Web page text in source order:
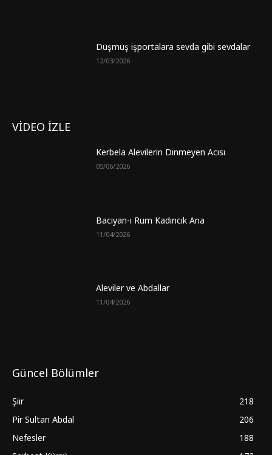
Düşmüş işportalara sevda gibi sevdalar
12/03/2026
VİDEO İZLE
Kerbela Alevilerin Dinmeyen Acısı
05/06/2026
Bacıyan-ı Rum Kadıncık Ana
11/04/2026
Aleviler ve Abdallar
11/04/2026
Güncel Bölümler
Şiir
218
Pir Sultan Abdal
206
Nefesler
188